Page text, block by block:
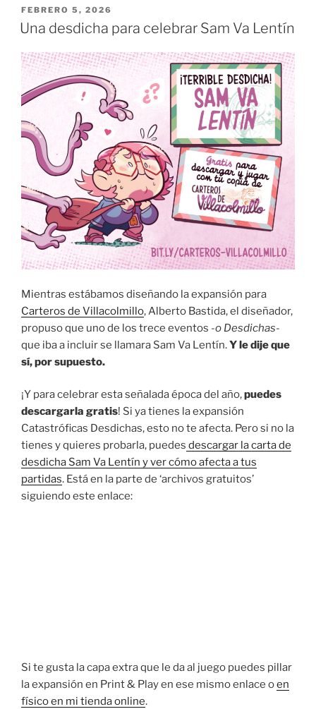
juego
mesa
Asalto
al
Castillo!»
PUBLICADO
EL
FEBRERO 5, 2026
Una desdicha para celebrar Sam Va Lentín
Mientras estábamos diseñando la expansión para
Carteros de Villacolmillo, Alberto Bastida, el diseñador,
propuso que uno de los trece eventos -o Desdichas-
que iba a incluir se llamara Sam Va Lentín.Y le dije que
sí, por supuesto.
¡Y para celebrar esta señalada época del año,puedes
descargarla gratis! Si ya tienes la expansión
Catastróficas Desdichas, esto no te afecta. Pero si no la
tienes y quieres probarla, puedes descargar la carta de
desdicha Sam Va Lentín y ver cómo afecta a tus
partidas. Está en la parte de ‘archivos gratuitos’
siguiendo este enlace:
Si te gusta la capa extra que le da al juego puedes pillar
la expansión en Print & Play en ese mismo enlace oen
físico en mi tienda online.